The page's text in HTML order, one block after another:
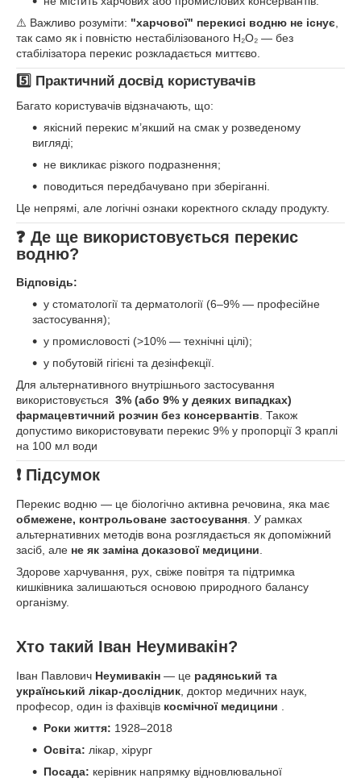
⚠️ Важливо розуміти: "харчової" перекисі водню не існує
так само як і повністю нестабілізованого H₂O₂ — без
стабілізатора перекис розкладається миттєво.
5️⃣ Практичний досвід користувачів
Багато користувачів відзначають, що:
якісний перекис м’якший на смак у розведеному
вигляді;
не викликає різкого подразнення;
поводиться передбачувано при зберіганні.
Це непрямі, але логічні ознаки коректного складу продукту.
❓ Де ще використовується перекис
водню?
Відповідь:
у стоматології та дерматології (6–9% — професійне
застосування);
у промисловості (>10% — технічні цілі);
у побутовій гігієні та дезінфекції.
Для альтернативного внутрішнього застосування
використовується 3% (або 9% у деяких випадках)
фармацевтичний розчин без консервантів. Також
допустимо використовувати перекис 9% у пропорції 3 краплі
на 100 мл води
❗ Підсумок
Перекис водню — це біологічно активна речовина, яка має
обмежене, контрольоване застосування . У рамках
альтернативних методів вона розглядається як допоміжний
засіб, але не як заміна доказової медицини
Здорове харчування, рух, свіже повітря та підтримка
кишківника залишаються основою природного балансу
організму.
Хто такий Іван Неумивакін?
Іван Павлович Неумивакін — це радянський та
український лікар-дослідник , доктор медичних наук,
професор, один із фахівців космічної медицини
Роки життя: 1928–2018
Освіта: лікар, хірург
Посада: керівник напрямку відновлювальної